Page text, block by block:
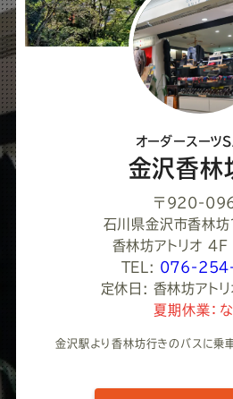
オーダースーツ
金沢香林
〒920-
石川県金沢市香林坊
香林坊アトリオ 4F
TEL: 076-
定休日: 香林坊アト
夏期休業：
金沢駅より香林坊行きのバスに